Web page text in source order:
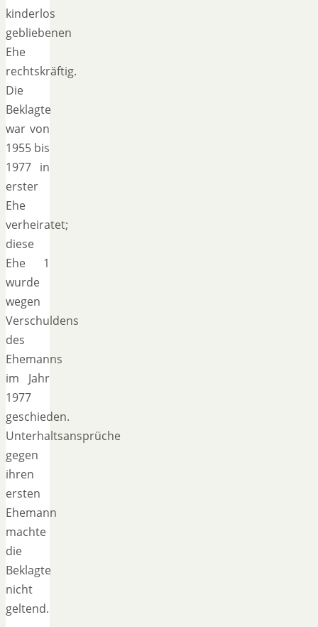
kinderlos
gebliebenen
Ehe
rechtskräftig.
Die
Beklagte
war von
1955 bis
1977 in
erster
Ehe
verheiratet;
diese
Ehe 1
wurde
wegen
Verschuldens
des
Ehemanns
im Jahr
1977
geschieden.
Unterhaltsansprüche
gegen
ihren
ersten
Ehemann
machte
die
Beklagte
nicht
geltend.